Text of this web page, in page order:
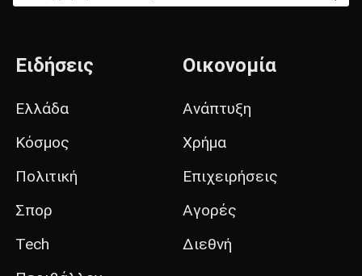
Ειδήσεις
Ελλάδα
Κόσμος
Πολιτική
Σπορ
Tech
Οικονομία
Ανάπτυξη
Χρήμα
Επιχειρήσεις
Αγορές
Διεθνή